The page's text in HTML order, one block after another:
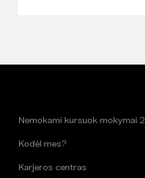
Nemokami kursuok mokymai
Kodėl mes?
Karjeros centras